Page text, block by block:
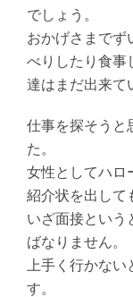
でしょう。
おかげさまでず
べりしたり食事
達はまだ出来て
仕事を探そうと
た。
女性としてハロ
紹介状を出して
いざ面接という
ばなりません。
上手く行かな
す。